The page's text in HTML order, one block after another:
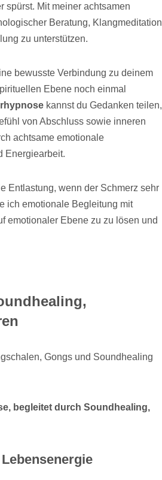
spürst. Mit meiner achtsamen
Beratung, Klangmeditation
zu unterstützen.
bewusste Verbindung zu deinem
Ebene noch einmal
kannst du Gedanken teilen,
von Abschluss sowie inneren
achtsame emotionale
Energiearbeit.
Entlastung, wenn der Schmerz sehr
ich emotionale Begleitung mit
emotionaler Ebene zu zu lösen und
Gongs und Soundhealing
begleitet durch Soundhealing,